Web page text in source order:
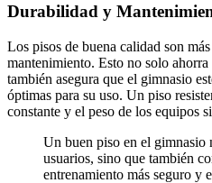
Durabilidad y
Los pisos de buena calidad son
mantenimiento. Esto no solo
también asegura que el gimnasio
óptimas para su uso. Un piso
constante y el peso de los equipos
Un buen piso en el gimnasio
usuarios, sino que también
entrenamiento más seguro y